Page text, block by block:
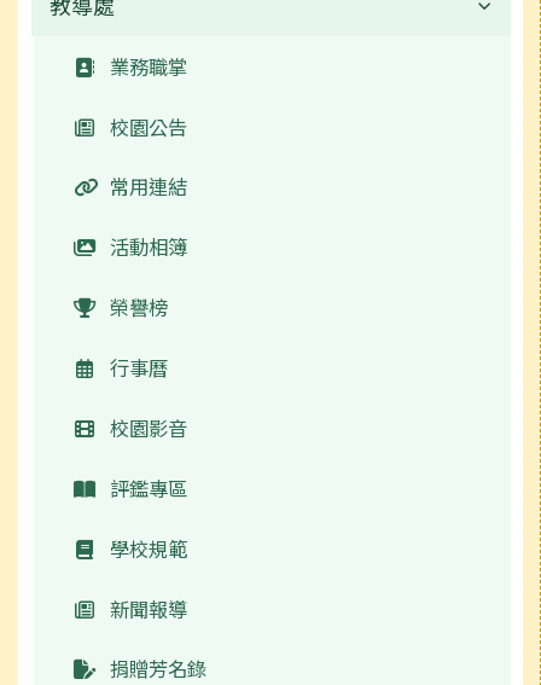
常用連結
業務職掌
校園公告
常用連結
活動相簿
榮譽榜
行事曆
校園影音
評鑑專區
學校規範
新聞報導
捐贈芳名錄